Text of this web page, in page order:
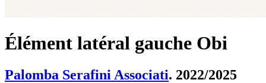
Élément latéral gauche Obi
Palomba Serafini Associati. 2022/2025